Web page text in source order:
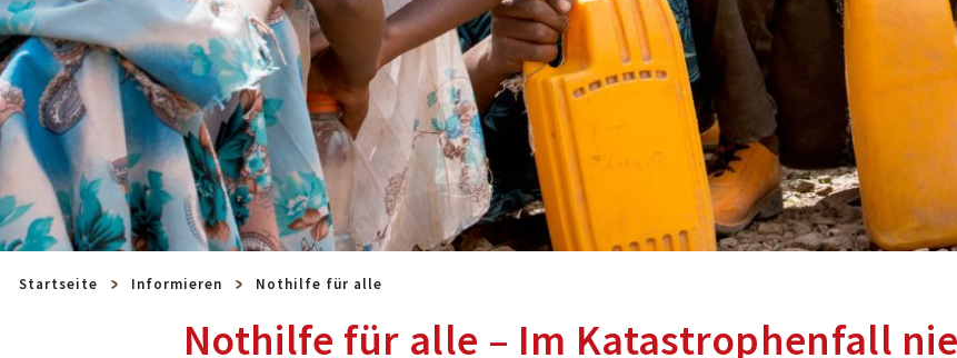
Startseite Informieren Nothilfe für alle
Nothilfe für alle – Im Katastrophenfall